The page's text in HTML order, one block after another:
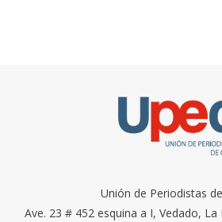
Unión de Periodistas
Ave. 23 # 452 esquina a I, Vedado, La